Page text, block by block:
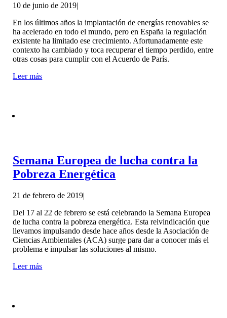
10 de junio de 2019|
En los últimos años la implantación de energías renovables se
ha acelerado en todo el mundo, pero en España la regulación
existente ha limitado ese crecimiento. Afortunadamente este
contexto ha cambiado y toca recuperar el tiempo perdido, entre
otras cosas para cumplir con el Acuerdo de París.
Leer más
Semana Europea de lucha contra la
Pobreza Energética
21 de febrero de 2019|
Del 17 al 22 de febrero se está celebrando la Semana Europea
de lucha contra la pobreza energética. Esta reivindicación que
llevamos impulsando desde hace años desde la Asociación de
Ciencias Ambientales (ACA) surge para dar a conocer más el
problema e impulsar las soluciones al mismo.
Leer más